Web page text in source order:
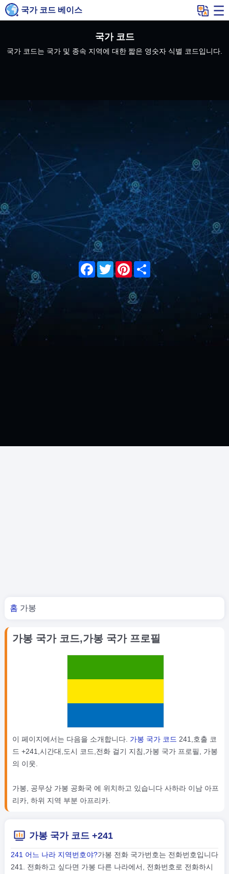
국가 코드 베이스
국가 코드
국가 코드는 국가 및 종속 지역에 대한 짧은 영숫자 식별 코드입니다.
Facebook
TwitterPinterest
Share
너 여기 있어
홈 가봉
가봉 국가 코드,가봉 국가 프로필
이 페이지에서는 다음을 소개합니다. 가봉 국가 코드 241,호출 코
드 +241,시간대,도시 코드,전화 걸기 지침,가봉 국가 프로필, 가봉
의 이웃.
가봉, 공무상 가봉 공화국 에 위치하고 있습니다 사하라 이남 아프
리카, 하위 지역 부분 아프리카.
가봉 국가 코드 +241
241 어느 나라 지역번호야?가봉 전화 국가번호는 전화번호입니다
241. 전화하고 싶다면 가봉 다른 나라에서, 전화번호로 전화하시